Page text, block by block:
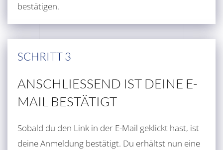
bestätigen.
SCHRITT 3
ANSCHLIESSEND IST DEINE E-
MAIL BESTÄTIGT
Sobald du den Link in der E-Mail geklickt hast, ist
deine Anmeldung bestätigt. Du erhältst nun eine